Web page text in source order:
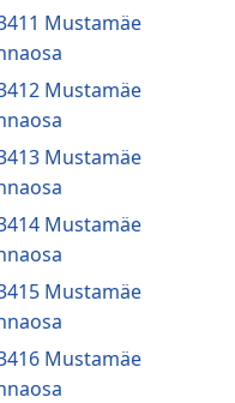
Mustamäe
Mustamäe
Mustamäe
Mustamäe
Mustamäe
Mustamäe